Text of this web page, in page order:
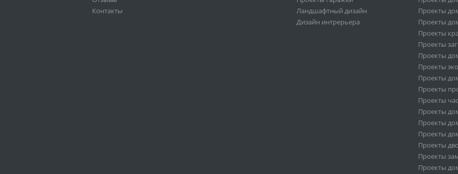
Контакты
Ландшафтный дизайн
Дизайн интрерьера
Проекты
Проекты
Проекты
Проекты
Проекты
Проекты
Проекты
Проекты
Проекты
Проекты
Проекты
Проекты
Проекты
Проекты
Проекты